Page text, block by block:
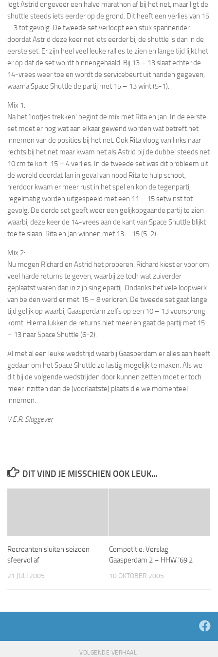
legt Astrid ongeveer een halve marathon af bij het net, maar ligt de
shuttle steeds iets eerder op de grond. Dit heeft een verlies van 15
– 3 tot gevolg. De tweede set verloopt een stuk spannender
doordat Astrid deze keer net iets eerder bij de shuttle is dan in de
eerste set. Er zijn heel veel leuke rallies te zien en lange tijd lijkt het
er op dat de set wordt binnengehaald. Bij 13 – 13 slaat echter de
14-vrees weer toe en wordt de servicebeurt uit handen gegeven,
waarna Space Shuttle de partij met 15 – 13 wint (5-1).
Mix 1:
Na het ‘lootjes trekken’ begint de mix met Rita en Jan. In de eerste
set moet er nog wat aan elkaar gewend worden wat betreft het
innemen van de posities bij het net. Ook Rita vloog van links naar
rechts bij het net maar kwam net als Astrid bij de dubbel steeds net
10 cm te kort: 15 – 4 verlies. In de tweede set was dit probleem uit
de wereld doordat Jan in geval van nood Rita te hulp schoot,
hierdoor kwam er meer rust in het spel en kon de tegenpartij
regelmatig worden uitgespeeld met een 11 – 15 setwinst tot
gevolg. De derde set geeft weer een gelijkopgaande partij te zien
waarbij deze keer de 14-vrees aan de kant van Space Shuttle blijkt
toe te slaan. Rita en Jan winnen met 13 – 15 (5-2).
Mix 2:
Nu mogen Richard en Astrid het proberen. Richard kiest er voor om
veel harde returns te geven, waarbij ze toch wat zuiverder
geplaatst waren dan in zijn singlepartij. Ondanks het vele loopwerk
van beiden werd er met 15 – 8 verloren. De tweede set gaat lange
tijd gelijk op waarbij Gaasperdam zelfs op een 10 – 13 voorsprong
komt. Hierna lukken de returns niet meer en gaat de partij met 15
– 13 naar Space Shuttle (6-2).
Al met al een leuke wedstrijd waarbij Gaasperdam er alles aan heeft
gedaan om het Space Shuttle zo lastig mogelijk te maken. Als we
dit bij de volgende wedstrijden door kunnen zetten moet er toch
meer inzitten dan de (voorlaatste) plaats die we momenteel
innemen.
V.E.R. Slaggever
DIT VIND JE MISSCHIEN OOK LEUK...
Recreanten sluiten seizoen
sfeervol af
21 JULI 2005
Competitie: Verslag
Gaasperdam 2 – HHW ’69 2
10 OKTOBER 2005
VOLGENDE VERHAAL